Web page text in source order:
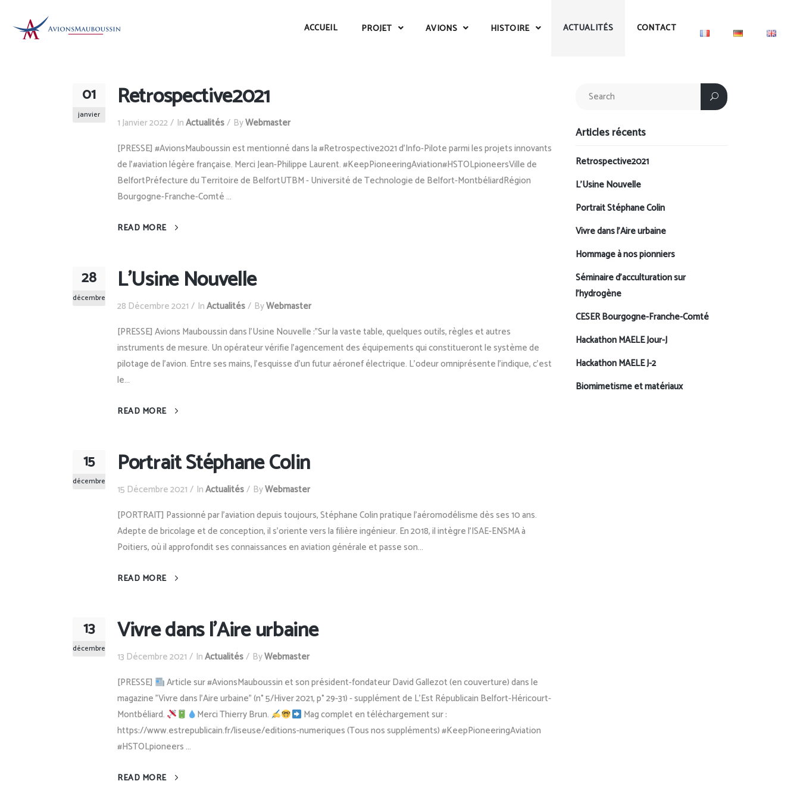
ACCUEIL PROJET AVIONS HISTOIRE ACTUALITÉS CONTACT
01
janvier
Retrospective2021
1 Janvier 2022 InActualités ByWebmaster
[PRESSE] #AvionsMauboussin est mentionné dans la #Retrospective2021 d'Info-Pilote parmi les projets innovants
de l'#aviation légère française. Merci Jean-Philippe Laurent. #KeepPioneeringAviation#HSTOLpioneersVille de
BelfortPréfecture du Territoire de BelfortUTBM - Université de Technologie de Belfort-MontbéliardRégion
Bourgogne-Franche-Comté ...
READ MORE
28
décembre
L’Usine Nouvelle
28 Décembre 2021 InActualités ByWebmaster
[PRESSE] Avions Mauboussin dans l'Usine Nouvelle :"Sur la vaste table, quelques outils, règles et autres
instruments de mesure. Un opérateur vérifie l’agencement des équipements qui constitueront le système de
pilotage de l’avion. Entre ses mains, l’esquisse d’un futur aéronef électrique. L’odeur omniprésente l’indique, c’est
le...
READ MORE
15
décembre
Portrait Stéphane Colin
15 Décembre 2021 InActualités ByWebmaster
[PORTRAIT] Passionné par l’aviation depuis toujours, Stéphane Colin pratique l’aéromodélisme dès ses 10 ans.
Adepte de bricolage et de conception, il s’oriente vers la filière ingénieur. En 2018, il intègre l’ISAE-ENSMA à
Poitiers, où il approfondit ses connaissances en aviation générale et passe son...
READ MORE
13
décembre
Vivre dans l’Aire urbaine
13 Décembre 2021 InActualités ByWebmaster
[PRESSE]
Article sur #AvionsMauboussin et son président-fondateur David Gallezot (en couverture) dans le
magazine "Vivre dans l'Aire urbaine" (n° 5/Hiver 2021, p° 29-31) - supplément de L'Est Républicain Belfort-Héricourt-
Montbéliard.
Merci Thierry Brun.
Mag complet en téléchargement sur :
https://www.estrepublicain.fr/liseuse/editions-numeriques (Tous nos suppléments) #KeepPioneeringAviation
#HSTOLpioneers ...
READ MORE
Articles récents
Retrospective2021
L’Usine Nouvelle
Portrait Stéphane Colin
Vivre dans l’Aire urbaine
Hommage à nos pionniers
Séminaire d’acculturation sur
l’hydrogène
CESER Bourgogne-Franche-Comté
Hackathon MAELE Jour-J
Hackathon MAELE J-2
Biomimetisme et matériaux